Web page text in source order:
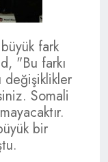
fark
"Bu farkı
değişiklikler
Somali
bir